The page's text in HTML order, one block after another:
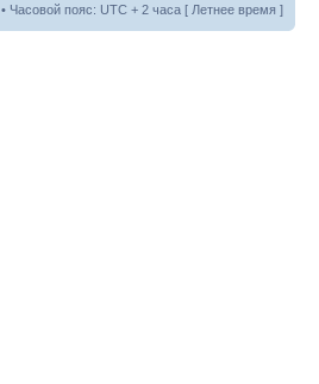
• Часовой пояс: UTC + 2 часа [ Летнее время ]